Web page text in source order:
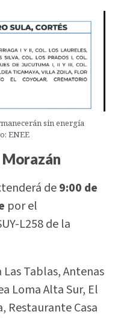
sin energía
ENEE
Morazán
de9:00 de
por el
L258 de la
Tablas, Antenas
Loma Alta Sur, El
Restaurante Casa